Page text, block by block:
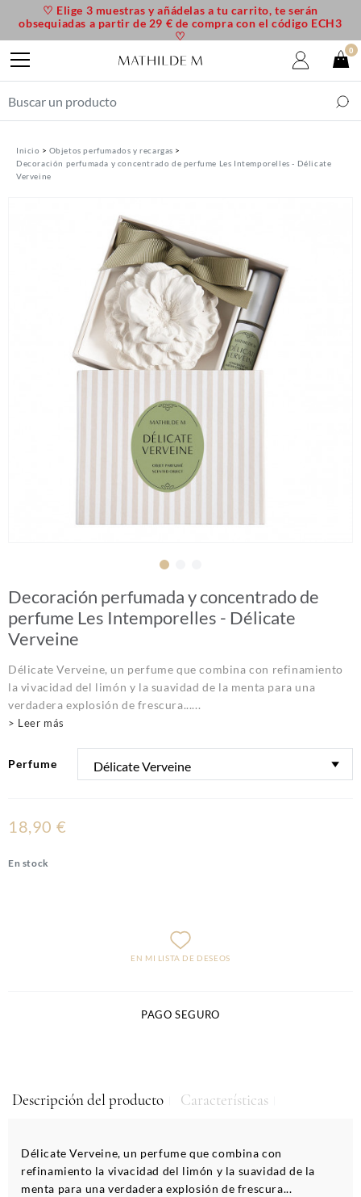
Inicio
Objetos perfumados y recargas
Decoración perfumada y concentrado de perfume Les Intemporelles - Délicate
Verveine
Decoración perfumada y concentrado de
perfume Les Intemporelles - Délicate
Verveine
Délicate Verveine, un perfume que combina con refinamiento
la vivacidad del limón y la suavidad de la menta para una
verdadera explosión de frescura......
> Leer más
Perfume
18,90 €
En stock
EN MI LISTA DE DESEOS
PAGO SEGURO
Descripción del producto Características
Délicate Verveine, un perfume que combina con
refinamiento la vivacidad del limón y la suavidad de la
menta para una verdadera explosión de frescura...
♡ Elige 3 muestras y añádelas a tu carrito, te serán
obsequiadas a partir de 29 € de compra con el código ECH3
♡
0